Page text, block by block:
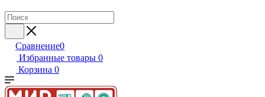
Сравнение0
Избранные товары 0
Корзина 0